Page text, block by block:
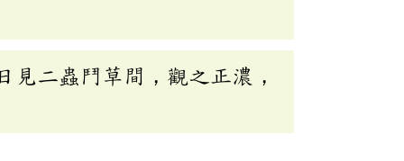
二蟲鬥草間，觀之正濃，